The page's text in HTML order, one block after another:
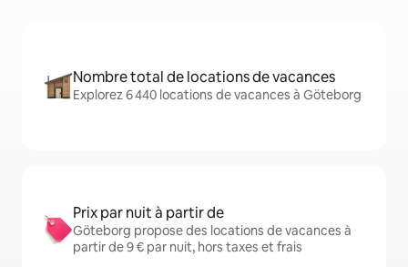
Nombre total de locations de vacances
Explorez 6 440 locations de vacances à Göteborg
Prix par nuit à partir de
Göteborg propose des locations de vacances à
partir de 9 € par nuit, hors taxes et frais